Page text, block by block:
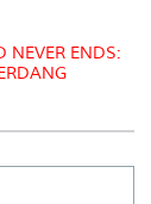
NEVER ENDS: